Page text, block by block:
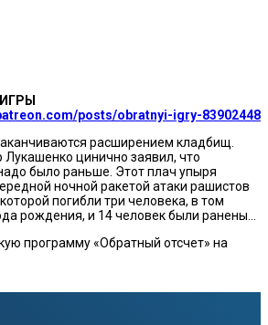
posts/obratnyi-igry-83902448
расширением кладбищ.
Лукашенко цинично заявил, что
было раньше. Этот плач упыря
ночной ракетой атаки рашистов
погибли три человека, в том
рождения, и 14 человек были ранены…
программу «Обратный отсчет» на